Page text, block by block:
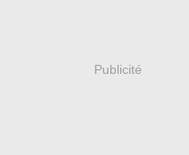
Publicité